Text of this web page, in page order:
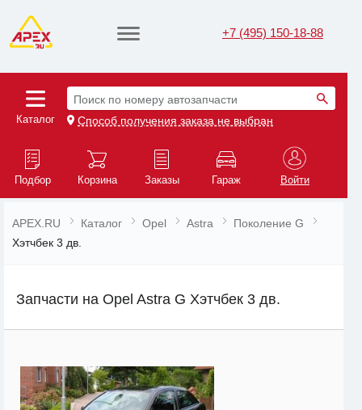
+7 (495) 150-18-88
Каталог
Поиск по номеру автозапчасти
Способ получения заказа не выбран
Подбор Корзина Заказы Гараж Войти
APEX.RU Каталог Opel Astra
Поколение G
Хэтчбек 3 дв.
Запчасти на Opel Astra G Хэтчбек 3 дв.